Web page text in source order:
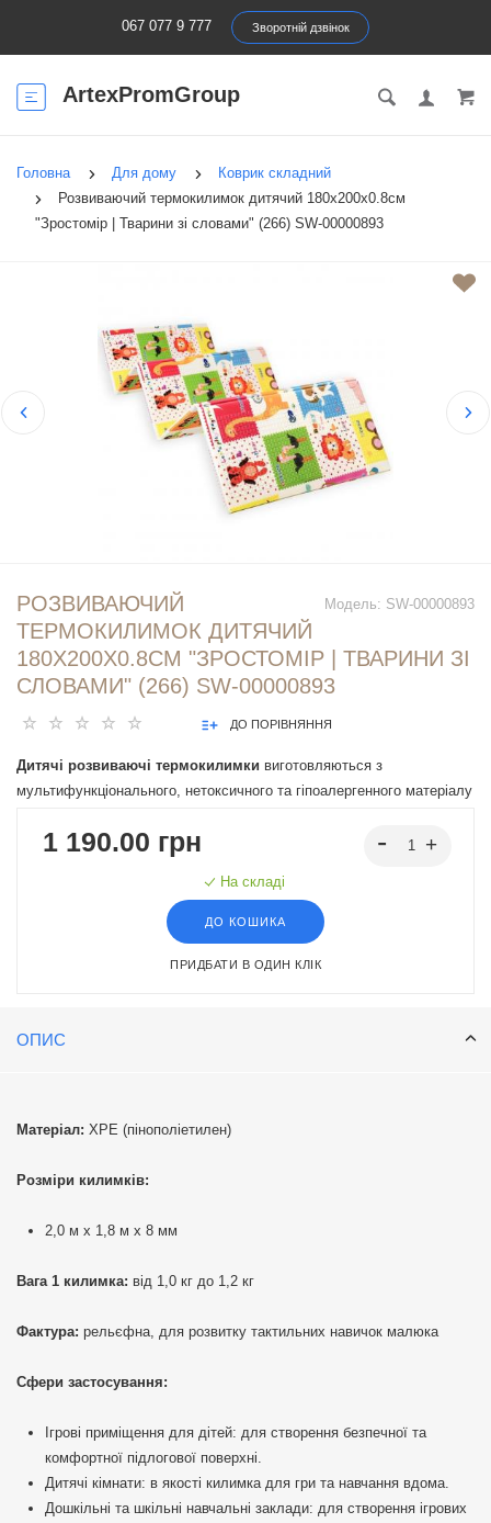
067 077 9 777 Зворотній дзвінок
ArtexPromGroup
Головна Для дому
Коврик складний
Розвиваючий термокилимок дитячий 180х200х0.8см
"Зростомір | Тварини зі словами" (266) SW-00000893
Модель: SW-00000893
РОЗВИВАЮЧИЙ
ТЕРМОКИЛИМОК ДИТЯЧИЙ
180Х200Х0.8СМ "ЗРОСТОМІР | ТВАРИНИ ЗІ
СЛОВАМИ" (266) SW-00000893
ДО ПОРІВНЯННЯ
Дитячі розвиваючі термокилимки виготовляються з
мультифункціонального, нетоксичного та гіпоалергенного матеріалу
багато переваг: теплоізоляція, вологостійкість, зносостійкість,
малюка, надаючи дітям комфортну та безпечну ігрову поверхню.
1 190.00 грн
На складі
ДО КОШИКА
ПРИДБАТИ В ОДИН КЛІК
ОПИС
Матеріал: ХРЕ (пінополіетилен)
Розміри килимків:
2,0 м x 1,8 м x 8 мм
Вага 1 килимка: від 1,0 кг до 1,2 кг
Фактура: рельєфна, для розвитку тактильних навичок малюка
Сфери застосування:
Ігрові приміщення для дітей: для створення безпечної та
комфортної підлогової поверхні.
Дитячі кімнати: в якості килимка для гри та навчання вдома.
Дошкільні та шкільні навчальні заклади: для створення ігрових